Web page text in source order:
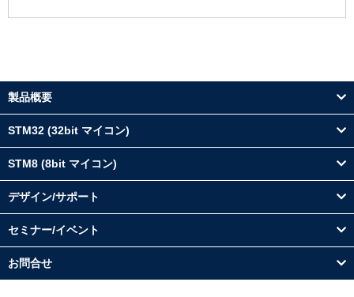
製品概要
STM32 (32bit マイコン)
STM8 (8bit マイコン)
デザイン/サポート
セミナー/イベント
お問合せ